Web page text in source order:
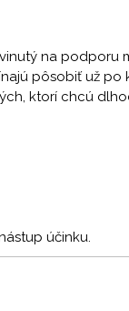
na podporu
pôsobiť už
ktorí chcú
účinku.